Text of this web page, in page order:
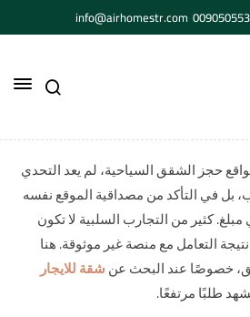
info@airhomestr.com
حجز الشقق السياحية، لم يعد التحدي
بل في التأكد من مصداقية الموقع نفسه
مبلغ. كثير من التجارب السلبية لا تكون
التعامل مع منصة غير موثوقة. هنا
خصوصًا عند البحث عنشقة للايجار
طلبًا مرتفعًا.